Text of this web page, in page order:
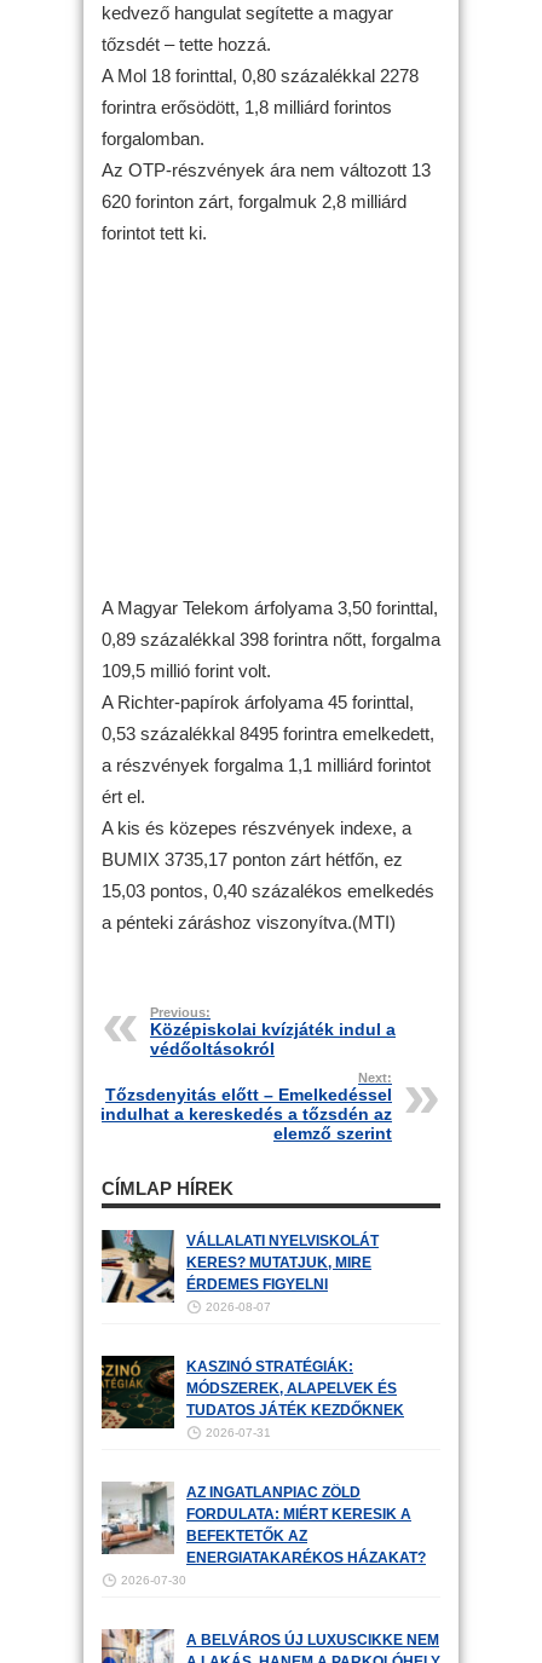
kedvező hangulat segítette a magyar
tőzsdét – tette hozzá.
A Mol 18 forinttal, 0,80 százalékkal 2278
forintra erősödött, 1,8 milliárd forintos
forgalomban.
Az OTP-részvények ára nem változott 13
620 forinton zárt, forgalmuk 2,8 milliárd
forintot tett ki.
A Magyar Telekom árfolyama 3,50 forinttal,
0,89 százalékkal 398 forintra nőtt, forgalma
109,5 millió forint volt.
A Richter-papírok árfolyama 45 forinttal,
0,53 százalékkal 8495 forintra emelkedett,
a részvények forgalma 1,1 milliárd forintot
ért el.
A kis és közepes részvények indexe, a
BUMIX 3735,17 ponton zárt hétfőn, ez
15,03 pontos, 0,40 százalékos emelkedés
a pénteki záráshoz viszonyítva.(MTI)
Previous:
Középiskolai kvízjáték indul a
védőoltásokról
Next:
Tőzsdenyitás előtt – Emelkedéssel
indulhat a kereskedés a tőzsdén az
elemző szerint
CÍMLAP HÍREK
VÁLLALATI NYELVISKOLÁT
KERES? MUTATJUK, MIRE
ÉRDEMES FIGYELNI
2026-08-07
KASZINÓ STRATÉGIÁK:
MÓDSZEREK, ALAPELVEK ÉS
TUDATOS JÁTÉK KEZDŐKNEK
2026-07-31
AZ INGATLANPIAC ZÖLD
FORDULATA: MIÉRT KERESIK A
BEFEKTETŐK AZ
ENERGIATAKARÉKOS HÁZAKAT?
2026-07-30
A BELVÁROS ÚJ LUXUSCIKKE NEM